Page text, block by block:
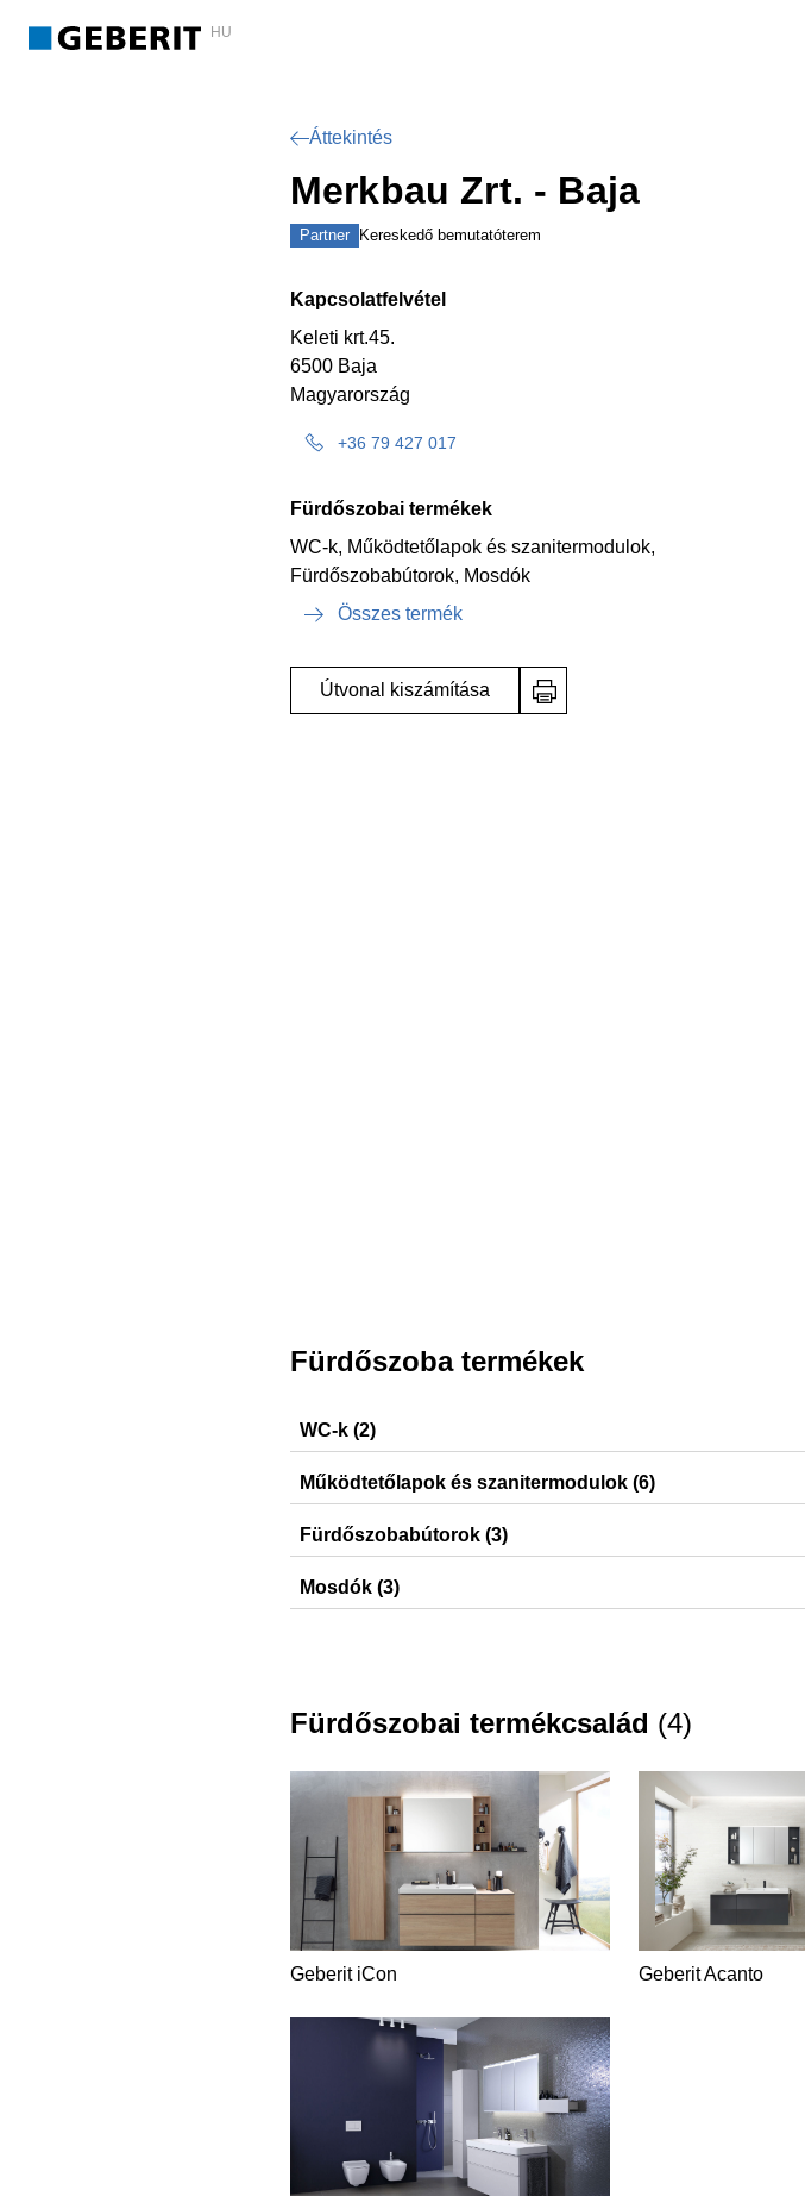
HU
Áttekintés
Merkbau Zrt. - Baja
Partner Kereskedő bemutatóterem
Kapcsolatfelvétel
Keleti krt.45.
6500 Baja
Magyarország
+36 79 427 017
Fürdőszobai termékek
WC-k, Működtetőlapok és szanitermodulok,
Fürdőszobabútorok, Mosdók
Összes termék
Útvonal kiszámítása
Fürdőszoba termékek
WC-k (2)
iCon, Acanto
Működtetőlapok és szanitermodulok (6)
Sigma21, Sigma50, Sigma20, Sigma01, Sigma30, Sigma10
Fürdőszobabútorok (3)
iCon, Option, VariForm
Mosdók (3)
Fürdőszobai termékcsalád (4)
Geberit iCon Geberit Acanto